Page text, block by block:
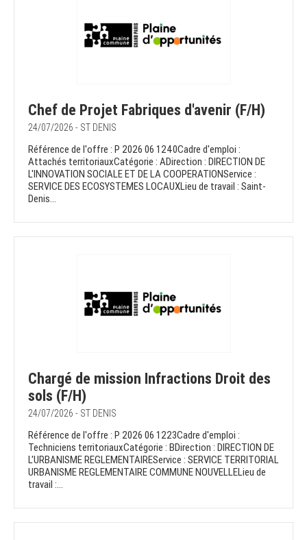
Chef de Projet Fabriques d'avenir (F/H)
24/07/2026 - ST DENIS
Référence de l'offre : P 2026 06 1240Cadre d'emploi :
Attachés territoriauxCatégorie : ADirection : DIRECTION DE
L'INNOVATION SOCIALE ET DE LA COOPERATIONService :
SERVICE DES ECOSYSTEMES LOCAUXLieu de travail : Saint-
Denis...
Chargé de mission Infractions Droit des
sols (F/H)
24/07/2026 - ST DENIS
Référence de l'offre : P 2026 06 1223Cadre d'emploi :
Techniciens territoriauxCatégorie : BDirection : DIRECTION DE
L'URBANISME REGLEMENTAIREService : SERVICE TERRITORIAL
URBANISME REGLEMENTAIRE COMMUNE NOUVELLELieu de
travail :...